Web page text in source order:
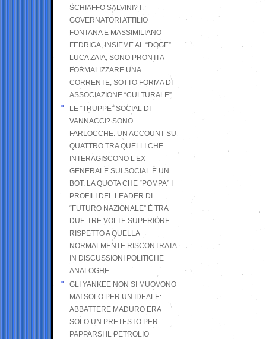
SCHIAFFO SALVINI? I
GOVERNATORI ATTILIO
FONTANA E MASSIMILIANO
FEDRIGA, INSIEME AL “DOGE”
LUCA ZAIA, SONO PRONTI A
FORMALIZZARE UNA
CORRENTE, SOTTO FORMA DI
ASSOCIAZIONE “CULTURALE”
LE “TRUPPE” SOCIAL DI
VANNACCI? SONO
FARLOCCHE: UN ACCOUNT SU
QUATTRO TRA QUELLI CHE
INTERAGISCONO L’EX
GENERALE SUI SOCIAL È UN
BOT. LA QUOTA CHE “POMPA” I
PROFILI DEL LEADER DI
“FUTURO NAZIONALE” È TRA
DUE-TRE VOLTE SUPERIORE
RISPETTO A QUELLA
NORMALMENTE RISCONTRATA
IN DISCUSSIONI POLITICHE
ANALOGHE
GLI YANKEE NON SI MUOVONO
MAI SOLO PER UN IDEALE:
ABBATTERE MADURO ERA
SOLO UN PRETESTO PER
PAPPARSI IL PETROLIO